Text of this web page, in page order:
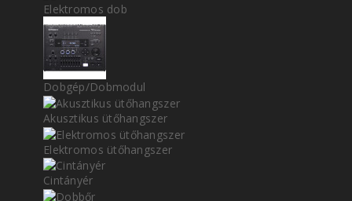
Elektromos dob
Dobgép/Dobmodul
Akusztikus ütőhangszer
Elektromos ütőhangszer
Cintányér